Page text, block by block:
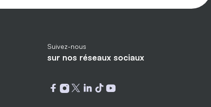
Suivez-nous
sur nos réseaux sociaux